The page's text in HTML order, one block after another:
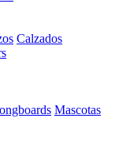
Calzados
Mascotas